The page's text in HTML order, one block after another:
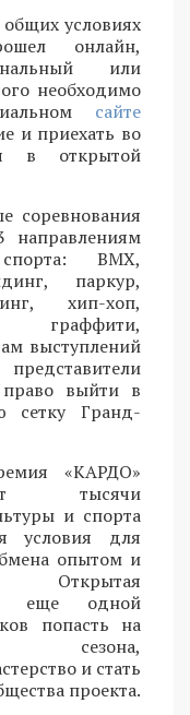
условиях
онлайн,
или
необходимо
сайте
и приехать во
в открытой
соревнования
направлениям
BMX,
паркур,
хип-хоп,
граффити,
выступлений
право выйти в
сетку Гранд-
«КАРДО»
тысячи
и спорта
условия для
опытом и
Открытая
еще одной
попасть на
сезона,
и стать
проекта.